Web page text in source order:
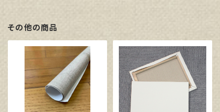
その他の商品